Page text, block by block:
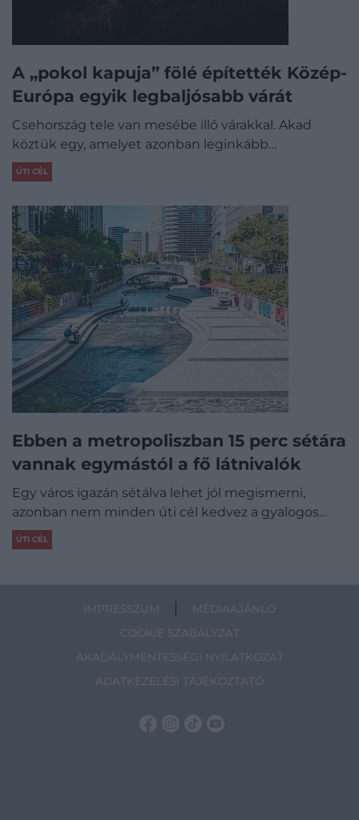
A „pokol kapuja” fölé építették Közép-
Európa egyik legbaljósabb várát
Csehország tele van mesébe illő várakkal. Akad
köztük egy, amelyet azonban leginkább…
ÚTI CÉL
Ebben a metropoliszban 15 perc sétára
vannak egymástól a fő látnivalók
Egy város igazán sétálva lehet jól megismerni,
azonban nem minden úti cél kedvez a gyalogos…
ÚTI CÉL